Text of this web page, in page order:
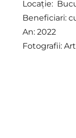
Locație:
Beneficiari:
An: 2022
Fotografii: